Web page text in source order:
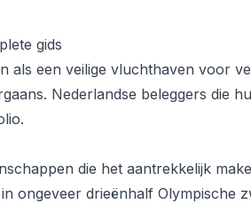
gids
als een veilige vluchthaven voor
Nederlandse beleggers die
die het aantrekkelijk
ongeveer drieënhalf